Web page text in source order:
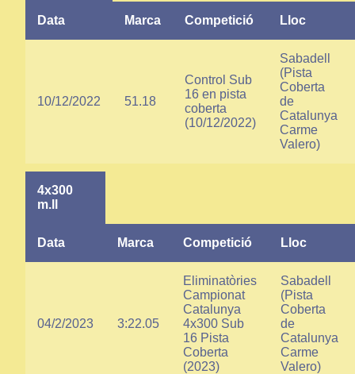
Data Marca Competició Lloc
10/12/2022 51.18
Control Sub
16 en pista
coberta
(10/12/2022)
Sabadell
(Pista
Coberta
de
Catalunya
Carme
Valero)
4x300
m.ll
Data Marca Competició Lloc
04/2/2023 3:22.05
Eliminatòries
Campionat
Catalunya
4x300 Sub
16 Pista
Coberta
(2023)
Sabadell
(Pista
Coberta
de
Catalunya
Carme
Valero)